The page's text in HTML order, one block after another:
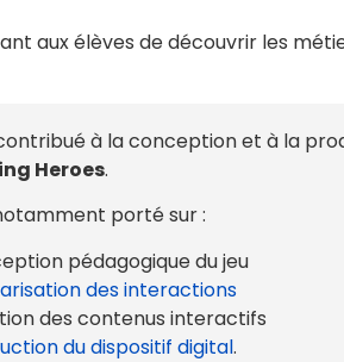
aux élèves de découvrir les
à la conception et à la
Heroes.
porté sur :
pédagogique du jeu
des interactions
des contenus interactifs
du dispositif digital.